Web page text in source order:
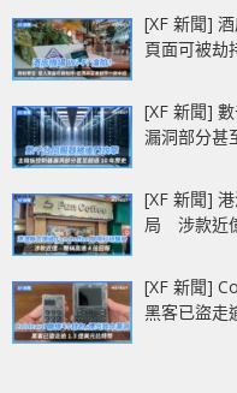
[XF 新聞]
頁面可被劫
[XF 新聞]
漏洞部分甚
[XF 新聞]
局 涉款近
[XF 新聞]
黑客已盜走